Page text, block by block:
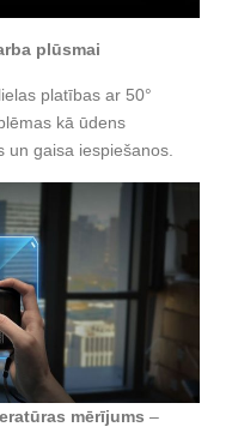
plūsmai
platības ar 50°
kā ūdens
un gaisa iespiešanos.
mērījums –